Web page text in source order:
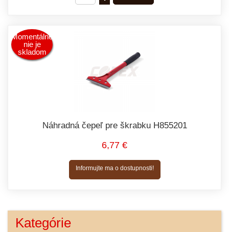
Momentálne
nie je
skladom
Náhradná čepeľ pre škrabku H855201
6,77 €
Informujte ma o dostupnosti!
Kategórie